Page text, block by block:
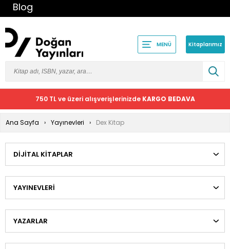
Blog
MENÜ Kitaplarımız
750 TL ve üzeri alışverişlerinizde KARGO BEDAVA
Ana Sayfa Yayınevleri Dex Kitap
DIJITAL KITAPLAR
YAYINEVLERI
YAZARLAR